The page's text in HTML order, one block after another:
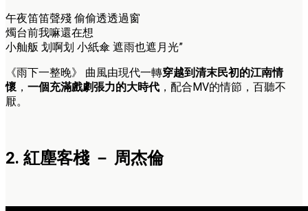
午夜笛笛聲殘 偷偷透透過窗
燭台前我嘛還在想
小舢舨 划啊划 小紙傘 遮雨也遮月光”
《雨下一整晚》 曲風由現代一轉穿越到清末民初的江南情
懷 ， 一個充滿戲劇張力的大時代 ，配合MV的情節，百聽不
厭。
2. 紅塵客棧 － 周杰倫